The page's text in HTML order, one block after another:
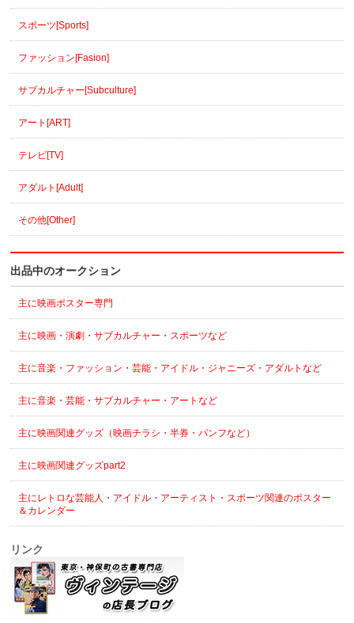
スポーツ[Sports]
ファッション[Fasion]
サブカルチャー[Subculture]
アート[ART]
テレビ[TV]
アダルト[Adult]
その他[Other]
出品中のオークション
主に映画ポスター専門
主に映画・演劇・サブカルチャー・スポーツなど
主に音楽・ファッション・芸能・アイドル・ジャニーズ・アダルトなど
主に音楽・芸能・サブカルチャー・アートなど
主に映画関連グッズ（映画チラシ・半券・パンフなど）
主に映画関連グッズpart2
主にレトロな芸能人・アイドル・アーティスト・スポーツ関連のポスター
＆カレンダー
リンク